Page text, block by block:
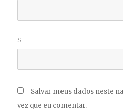
SITE
Salvar meus dados neste
vez que eu comentar.